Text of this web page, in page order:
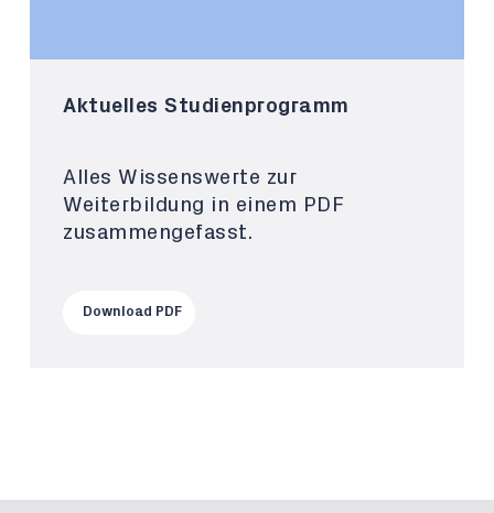
Aktuelles Studienprogramm
Alles Wissenswerte zur
Weiterbildung in einem PDF
zusammengefasst.
Download PDF